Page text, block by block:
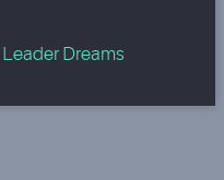
Leader Dreams